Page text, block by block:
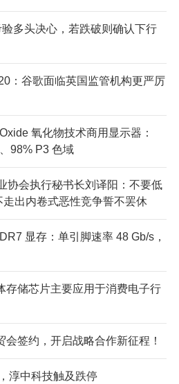
验多头决心，若跌破则确认下行
：谷歌面临英国监管机构更严厉
氧化物技术商用显示器：
98% P3 色域
协会执行秘书长刘译阳：不要低
出内卷式恶性竞争誓不罢休
显存：单引脚速率 48 Gb/s，
储芯片主要应用于消费电子行
签约，开启战略合作新征程！
淳中科技触及跌停